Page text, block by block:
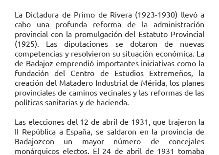
La Dictadura de Primo de Rivera (1923-1930) llevó a
cabo una profunda reforma de la administración
provincial con la promulgación del Estatuto Provincial
(1925). Las diputaciones se dotaron de nuevas
competencias y resolvieron su situación económica. La
de Badajoz emprendió importantes iniciativas como la
fundación del Centro de Estudios Extremeños, la
creación del Matadero Industrial de Mérida, los planes
provinciales de caminos vecinales y las reformas de las
políticas sanitarias y de hacienda.
Las elecciones del 12 de abril de 1931, que trajeron la
II República a España, se saldaron en la provincia de
Badajozcon un mayor número de concejales
monárquicos electos. El 24 de abril de 1931 tomaba